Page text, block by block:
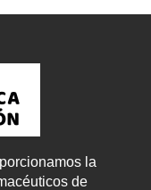
la
de